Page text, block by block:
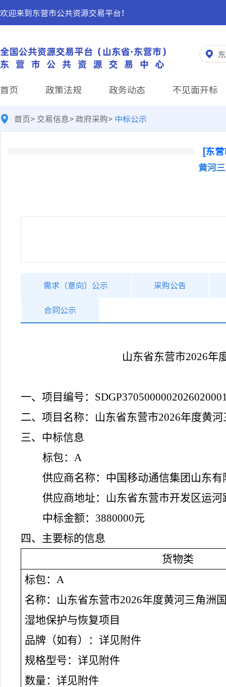
欢迎来到东营市公共资源交易平台！
首页 政策法规 政务动态 不见面开标
首页> 交易信息>政府采购> 中标公示
[东
黄河
需求（意向）公示 采购公告
合同公示
山东省东营市2026年
一、项目编号：
二、项目名称： 山东省东营市2026年度黄
三、中标信息
标包： A
供应商名称：中国移动通信集团山东
供应商地址： 山东省东营市开发区运河
中标金额： 3880000元
四、主要标的信息
货物类
标包： A
名称： 山东省东营市2026年度黄河三角洲
湿地保护与恢复项目
品牌（如有）：详见附件
规格型号：详见附件
数量：详见附件